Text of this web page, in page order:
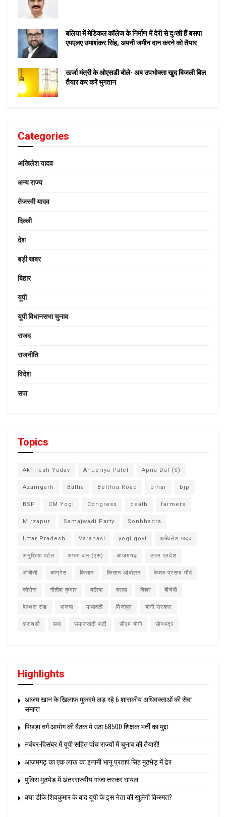
बलिया में मेडिकल कॉलेज के निर्माण में देरी से दुःखी हैं बसपा
एमएलए उमाशंकर सिंह, अपनी जमीन दान करने को तैयार
ऊर्जा मंत्री के ओएसडी बोले- अब उपभोक्ता खुद बिजली बिल
तैयार कर करें भुगतान
Categories
अखिलेश यादव
अन्य राज्य
तेजस्वी यादव
दिल्ली
देश
बड़ी खबर
बिहार
यूपी
यूपी विधानसभा चुनाव
राजद
राजनीति
विदेश
सपा
Topics
Akhilesh Yadav Anupriya Patel Apna Dal (S)
Azamgarh Ballia Belthra Road bihar bjp
BSP CM Yogi Congress death farmers
Mirzapur Samajwadi Party Sonbhadra
Uttar Pradesh Varanasi yogi govt अखिलेश यादव
अनुप्रिया पटेल अपना दल (एस) आजमगढ़ उत्तर प्रदेश
ओबीसी कांग्रेस किसान किसान आंदोलन केशव प्रसाद मौर्य
कोरोना नीतीश कुमार बलिया बसपा बिहार बीजेपी
बेल्थरा रोड भाजपा मायावती मिर्जापुर योगी सरकार
वाराणसी सपा समाजवादी पार्टी सीएम योगी सोनभद्र
Highlights
आजम खान के खिलाफ मुकदमे लड़ रहे 6 शासकीय अधिवक्ताओं की सेवा
समाप्त
पिछड़ा वर्ग आयोग की बैठक में उठा 68500 शिक्षक भर्ती का मुद्दा
नवंबर-दिसंबर में यूपी सहित पांच राज्यों में चुनाव की तैयारी!
आजमगढ़ का एक लाख का इनामी भानू प्रताप सिंह मुठभेड़ में ढेर
पुलिस मुठभेड़ में अंतरराज्यीय गांजा तस्कर घायल
क्या डीके शिवकुमार के बाद यूपी के इस नेता की खुलेगी किस्मत?